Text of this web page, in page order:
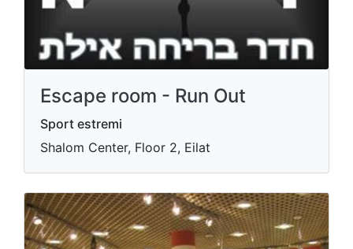
Escape room - Run Out
Sport estremi
Shalom Center, Floor 2, Eilat